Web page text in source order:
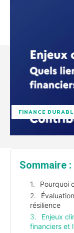
FINANCE
Sommaire :
Pourquoi
résilience
Enjeux
financiers et